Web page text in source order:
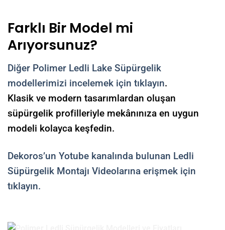
Farklı Bir Model mi
Arıyorsunuz?
Diğer Polimer Ledli Lake Süpürgelik
modellerimizi incelemek için tıklayın.
Klasik ve modern tasarımlardan oluşan
süpürgelik profilleriyle mekânınıza en uygun
modeli kolayca keşfedin.
Dekoros’un Yotube kanalında bulunan Ledli
Süpürgelik Montajı Videolarına erişmek için
tıklayın.